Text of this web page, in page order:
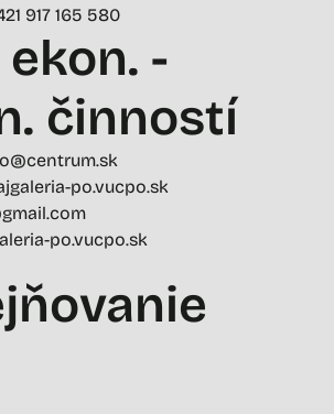
917 165 580
-
činností
po.vucpo.sk
po.vucpo.sk